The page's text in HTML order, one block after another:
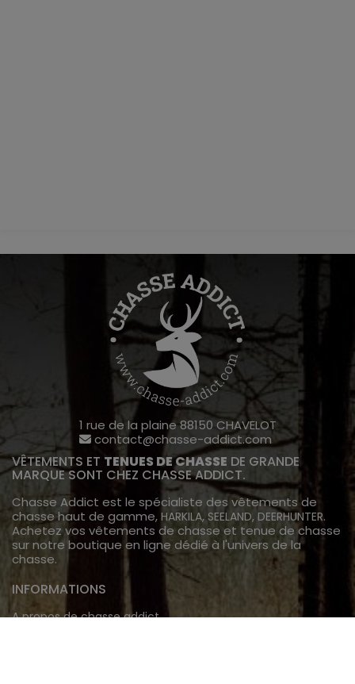
1 rue de la plaine 88150 CHAVELOT
contact@chasse-addict.com
VÊTEMENTS ET TENUES DE CHASSE DE GRANDE
MARQUE SONT CHEZ CHASSE ADDICT.
Chasse Addict est le spécialiste des vêtements de
chasse haut de gamme, HARKILA, SEELAND, DEERHUNTER.
Achetez vos vêtements de chasse et tenue de chasse
sur notre boutique en ligne dédié à l'univers de la
chasse.
INFORMATIONS
A propos de chasse addict